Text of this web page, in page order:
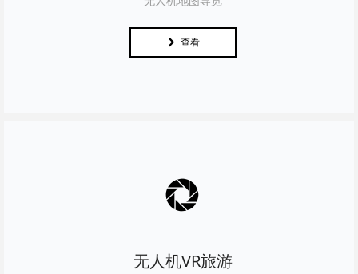
낑 查看
넆
无人机VR旅游